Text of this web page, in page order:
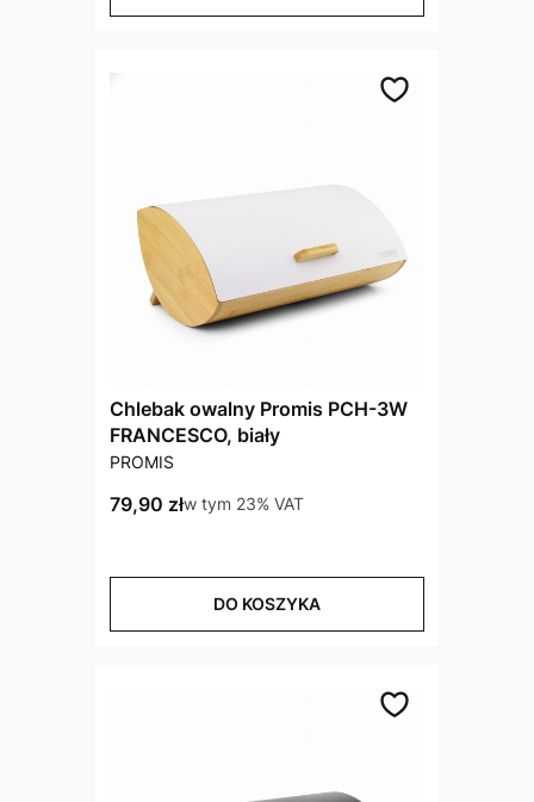
Chlebak owalny Promis PCH-3W
FRANCESCO, biały
PRODUCENT
PROMIS
Cena brutto
79,90 złw tym %s VAT
w tym 23% VAT
DO KOSZYKA